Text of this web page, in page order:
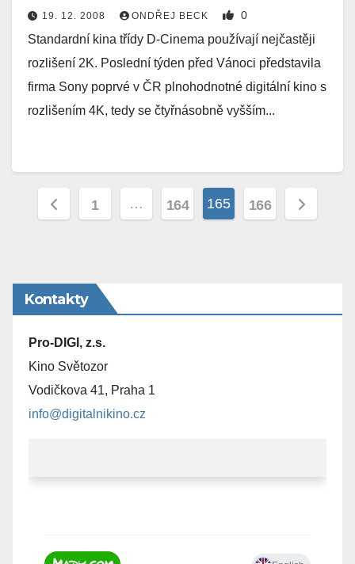
19. 12. 2008 ONDŘEJ BECK 0
Standardní kina třídy D-Cinema používají nejčastěji
rozlišení 2K. Poslední týden před Vánoci představila
firma Sony poprvé v ČR plnohodnotné digitální kino s
rozlišením 4K, tedy se čtyřnásobně vyšším...
Stránkování
1 … 164 165 166
Kontakty
Pro-DIGI, z.s.
Kino Světozor
Vodičkova 41, Praha 1
info@digitalnikino.cz